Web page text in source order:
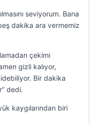
seviyorum. Bana
dakika ara vermemiz
çekimi
gizli kalıyor,
Bir dakika
dedi.
kaygılarından biri